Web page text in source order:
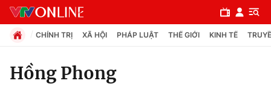
CHÍNH TRỊ XÃ HỘI PHÁP LUẬT THẾ GIỚI KINH TẾ
Hồng Phong